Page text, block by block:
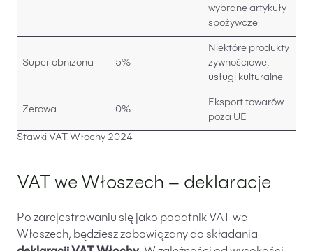
wybrane artykuły
spożywcze
Super obniżona 5%
Niektóre produkty
żywnościowe,
usługi kulturalne
Zerowa 0%
Eksport towarów
poza UE
Stawki VAT Włochy 2024
VAT we Włoszech – deklaracje
Po zarejestrowaniu się jako podatnik VAT we
Włoszech, będziesz zobowiązany do składania